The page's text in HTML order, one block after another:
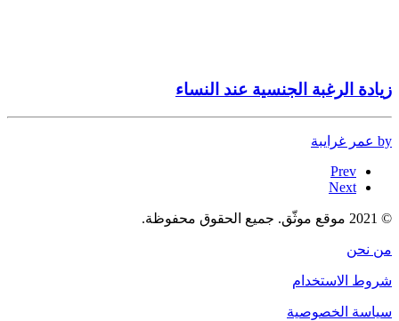
زيادة الرغبة الجنسية عند النساء
by عمر غرايبة
Prev
Next
© 2021 موقع موثّق. جميع الحقوق محفوظة.
من نحن
شروط الاستخدام
سياسة الخصوصية